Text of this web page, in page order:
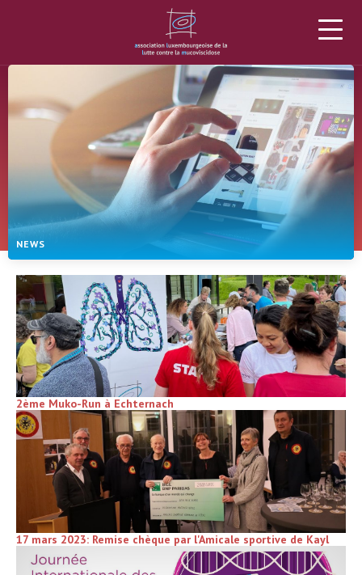
L’ALLM
LA MUCOVISCIDOSE
PROJETS
DONS
ACTUALITÉS
AGENDA
MATÉRIEL
PLUS
NEWS
2ème Muko-Run à Echternach
17 mars 2023: Remise chèque par l'Amicale sportive de Kayl